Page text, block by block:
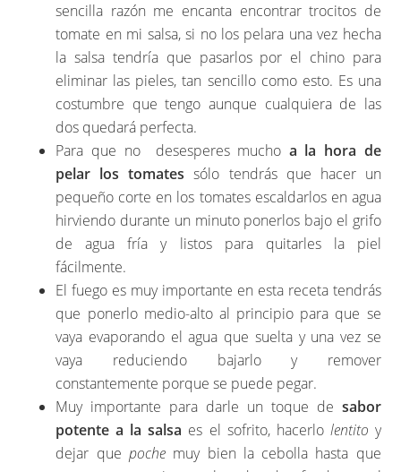
sencilla razón me encanta encontrar trocitos de
tomate en mi salsa, si no los pelara una vez hecha
la salsa tendría que pasarlos por el chino para
eliminar las pieles, tan sencillo como esto. Es una
costumbre que tengo aunque cualquiera de las
dos quedará perfecta.
Para que no desesperes mucho a la hora de
pelar los tomates sólo tendrás que hacer un
pequeño corte en los tomates escaldarlos en agua
hirviendo durante un minuto ponerlos bajo el grifo
de agua fría y listos para quitarles la piel
fácilmente.
El fuego es muy importante en esta receta tendrás
que ponerlo medio-alto al principio para que se
vaya evaporando el agua que suelta y una vez se
vaya reduciendo bajarlo y remover
constantemente porque se puede pegar.
Muy importante para darle un toque de sabor
potente a la salsa es el sofrito, hacerlo lentito y
dejar que pochemuy bien la cebolla hasta que